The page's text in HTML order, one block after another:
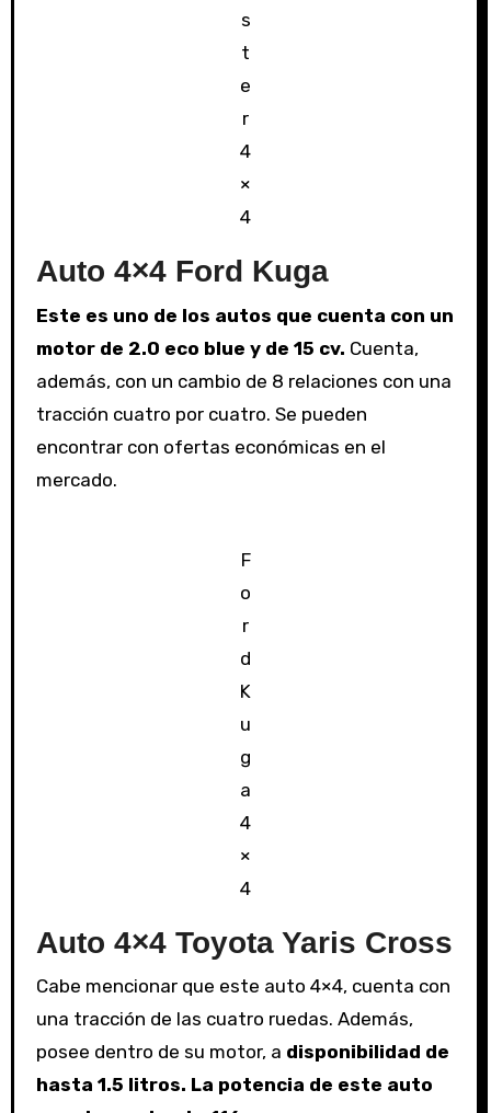
s
t
e
r
4
×
4
Auto 4×4 Ford Kuga
Este es uno de los autos que cuenta con un
motor de 2.0 eco blue y de 15 cv. Cuenta,
además, con un cambio de 8 relaciones con una
tracción cuatro por cuatro. Se pueden
encontrar con ofertas económicas en el
mercado.
F
o
r
d
K
u
g
a
4
×
4
Auto 4×4 Toyota Yaris Cross
Cabe mencionar que este auto 4×4, cuenta con
una tracción de las cuatro ruedas. Además,
posee dentro de su motor, a disponibilidad de
hasta 1.5 litros. La potencia de este auto